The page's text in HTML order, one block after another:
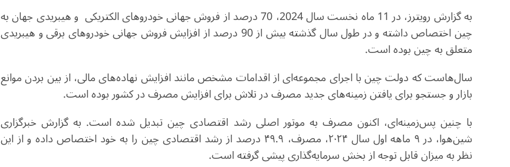
به گزارش رویترز، در 11 ماه نخست سال 2024، 70 درصد از فروش جهانی خودروهای الکتریکی و هیبریدی جهان به
چین اختصاص داشته و در طول سال گذشته بیش از 90 درصد از افزایش فروش جهانی خودروهای برقی و هیبریدی
متعلق به چین بوده است.
سال‌هاست که دولت چین با اجرای مجموعه‌ای از اقدامات مشخص مانند افزایش نهاده‌های مالی، از بین بردن موانع
بازار و جستجو برای یافتن زمینه‌های جدید مصرف در تلاش برای افزایش مصرف در کشور بوده است.
با چنین پس‌زمینه‌ای، اکنون مصرف به موتور اصلی رشد اقتصادی چین تبدیل شده است. به گزارش خبرگزاری
شین‌هوا، در ۹ ماهه اول سال ۲۰۲۴، مصرف، ۴۹.۹ درصد از رشد اقتصادی چین را به خود اختصاص داده و از این
نظر به میزان قابل توجه از بخش سرمایه‌گذاری پیشی گرفته است.